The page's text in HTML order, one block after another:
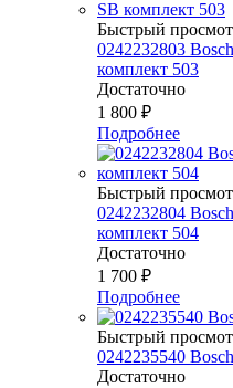
Быстрый
0242232803
комплект 503
Достаточно
1 800 ₽
Подробнее
Быстрый
0242232804
комплект 504
Достаточно
1 700 ₽
Подробнее
Быстрый
0242235540
Достаточно